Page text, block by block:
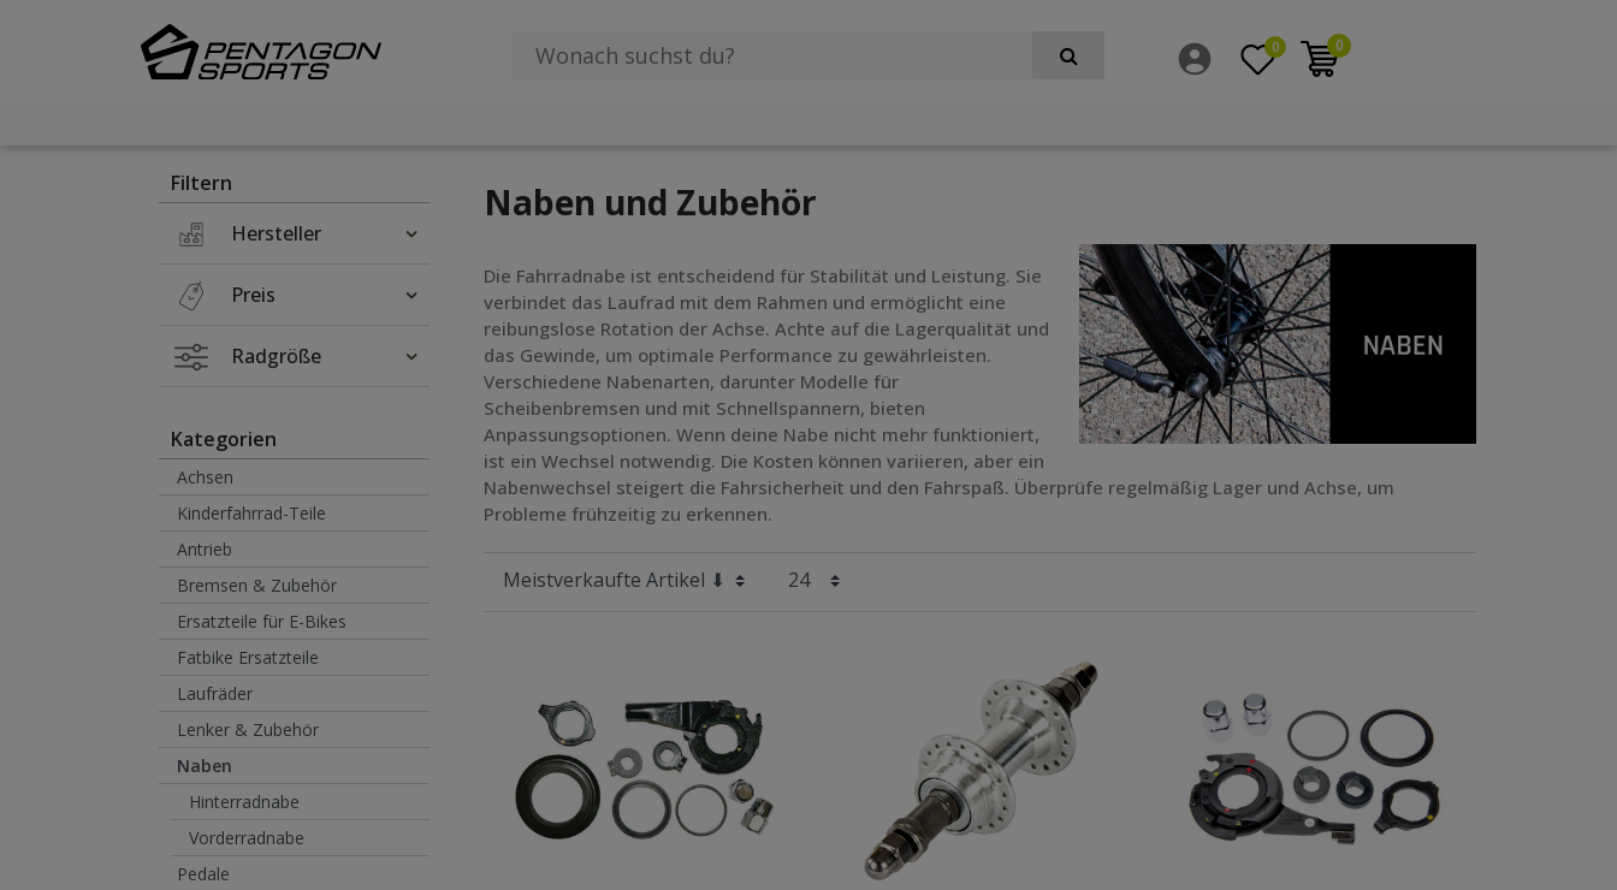
0 0
Filtern
Hersteller
Preis
Radgröße
Kategorien
Achsen
Kinderfahrrad-Teile
Antrieb
Bremsen & Zubehör
Ersatzteile für E-Bikes
Fatbike Ersatzteile
Laufräder
Lenker & Zubehör
Naben
Hinterradnabe
Vorderradnabe
Pedale
Naben und Zubehör
Die Fahrradnabe ist entscheidend für Stabilität und Leistung. Sie
verbindet das Laufrad mit dem Rahmen und ermöglicht eine
reibungslose Rotation der Achse. Achte auf die Lagerqualität und
das Gewinde, um optimale Performance zu gewährleisten.
Verschiedene Nabenarten, darunter Modelle für
Scheibenbremsen und mit Schnellspannern, bieten
Anpassungsoptionen. Wenn deine Nabe nicht mehr funktioniert,
ist ein Wechsel notwendig. Die Kosten können variieren, aber ein
Nabenwechsel steigert die Fahrsicherheit und den Fahrspaß. Überprüfe regelmäßig Lager und Achse, um
Probleme frühzeitig zu erkennen.